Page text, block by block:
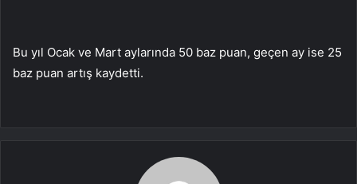
Bu yıl Ocak ve Mart aylarında 50 baz puan, geçen ay ise 25
baz puan artış kaydetti.